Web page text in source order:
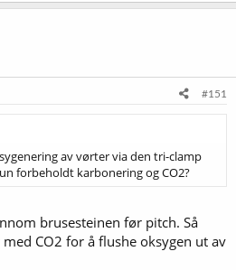
#151
av vørter via den tri-clamp
forbeholdt karbonering og CO2?
brusesteinen før pitch. Så
CO2 for å flushe oksygen ut av